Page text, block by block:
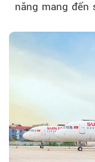
năng mang đến